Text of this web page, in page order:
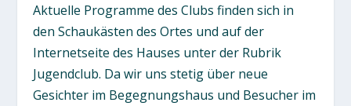
Aktuelle Programme des Clubs finden sich in
den Schaukästen des Ortes und auf der
Internetseite des Hauses unter der Rubrik
Jugendclub. Da wir uns stetig über neue
Gesichter im Begegnungshaus und Besucher im